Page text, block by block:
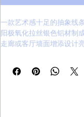
一款艺术感十足的抽象线
阳极氧化拉丝银色铝材制
走廊或客厅墙面增添设计亮